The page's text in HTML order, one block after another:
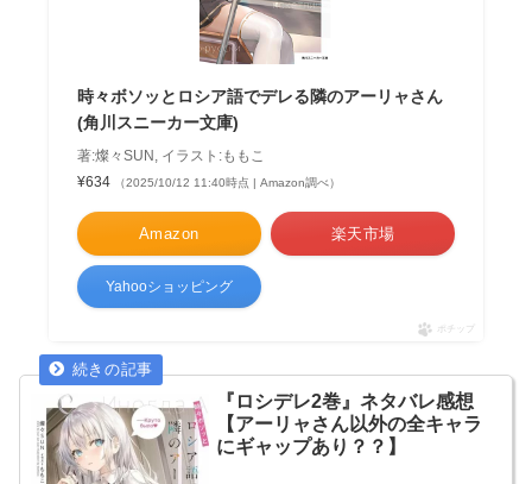
時々ボソッとロシア語でデレる隣のアーリャさん
(角川スニーカー文庫)
著:燦々SUN, イラスト:ももこ
¥634
（2025/10/12 11:40時点 | Amazon調べ）
Amazon 楽天市場
Yahooショッピング
ポチップ
『ロシデレ2巻』ネタバレ感想
【アーリャさん以外の全キャラ
にギャップあり？？】